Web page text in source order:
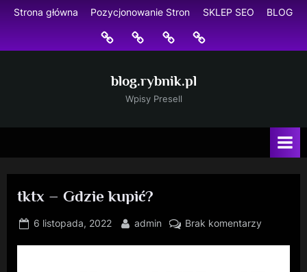
Skip
content
Strona główna Pozycjonowanie Stron SKLEP SEO BLOG
Strona
główna
Pozycjonowanie
Stron
SKLEP
SEO
BLOG
blog.rybnik.pl
Wpisy Presell
tktx – Gdzie kupić?
Posted
6 listopada, 2022 By
admin Brak komentarzydo